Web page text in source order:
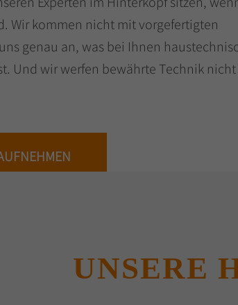
Wir kommen nicht mit vorgefertigten
genau an, was bei Ihnen
Und wir werfen bewährte Technik nicht
UNSERE